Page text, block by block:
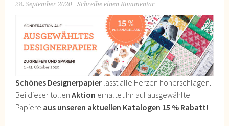
28. September 2020 Schreibe einen Kommentar
Schönes Designerpapier lässt alle Herzen höherschlagen.
Bei dieser tollenAktion erhaltet Ihr auf ausgewählte
Papiere aus unseren aktuellen Katalogen 15 % Rabatt!